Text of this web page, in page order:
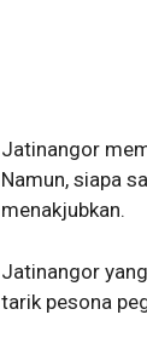
Jatinangor
Namun, siapa
menakjubkan.
Jatinangor
tarik pesona